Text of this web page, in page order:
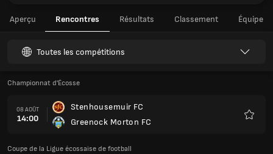
Aperçu Rencontres Résultats Classement Équipe
Toutes les compétitions
Championnat d'Écosse
08 AOÛT
14:00
Stenhousemuir FC
Greenock Morton FC
Coupe de la Ligue écossaise de football